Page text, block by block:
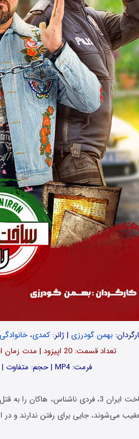
بهمن گودرزی | ژانر:کمدی،خانوادگی
تعداد قسمت: 20 اپیزود | مدت زمان این قسمت: 50 دقیقه | کیفیت: BluRay
فرمت: MP4 | حجم: متفاوت | تهیه کننده: امیر پروین ‌حسینی
در قسمت دهم ساخت ایران 3، فردی
می‌شوند، جایی برای رفتن ندارند و در